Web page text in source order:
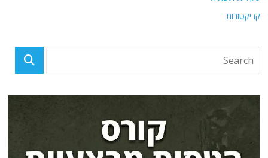
קריקטורות